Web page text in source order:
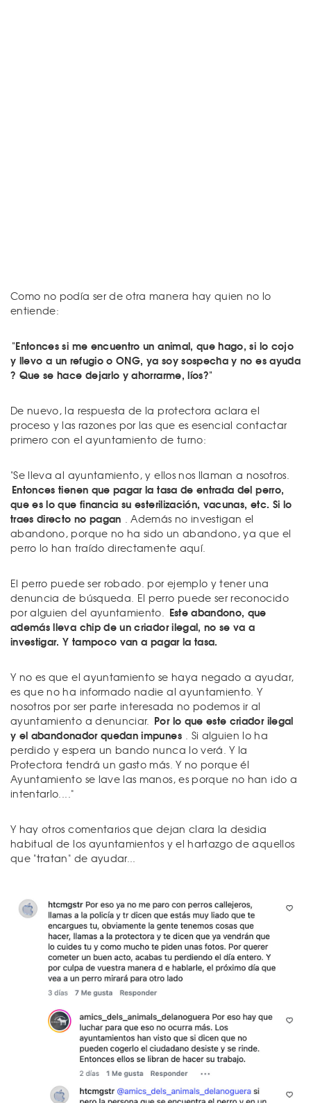
Como no podía ser de otra manera hay quien no lo
entiende:
"Entonces si me encuentro un animal, que hago, si lo cojo
y llevo a un refugio o ONG, ya soy sospecha y no es ayuda
? Que se hace dejarlo y ahorrarme, líos?"
De nuevo, la respuesta de la protectora aclara el
proceso y las razones por las que es esencial contactar
primero con el ayuntamiento de turno:
"Se lleva al ayuntamiento, y ellos nos llaman a nosotros.
Entonces tienen que pagar la tasa de entrada del perro,
que es lo que financia su esterilización, vacunas, etc. Si lo
traes directo no pagan . Además no investigan el
abandono, porque no ha sido un abandono, ya que el
perro lo han traído directamente aquí.
El perro puede ser robado. por ejemplo y tener una
denuncia de búsqueda. El perro puede ser reconocido
por alguien del ayuntamiento. Este abandono, que
además lleva chip de un criador ilegal, no se va a
investigar. Y tampoco van a pagar la tasa.
Y no es que el ayuntamiento se haya negado a ayudar,
es que no ha informado nadie al ayuntamiento. Y
nosotros por ser parte interesada no podemos ir al
ayuntamiento a denunciar. Por lo que este criador ilegal
y el abandonador quedan impunes . Si alguien lo ha
perdido y espera un bando nunca lo verá. Y la
Protectora tendrá un gasto más. Y no porque él
Ayuntamiento se lave las manos, es porque no han ido a
intentarlo...."
Y hay otros comentarios que dejan clara la desidia
habitual de los ayuntamientos y el hartazgo de aquellos
que "tratan" de ayudar...